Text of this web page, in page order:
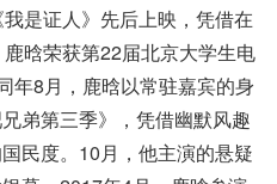
是证人》先后上映，凭借在
晗荣获第22届北京大学生电
年8月，鹿晗以常驻嘉宾的身
弟第三季》，凭借幽默风趣
民度。10月，他主演的悬疑